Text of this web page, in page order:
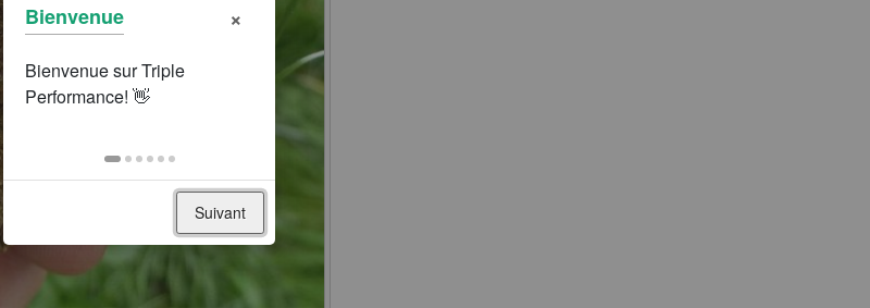
Bienvenue ×
Suivant